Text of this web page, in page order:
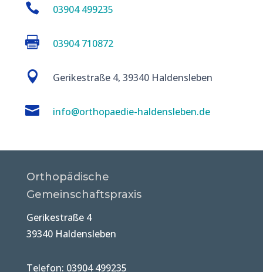
 03904 499235
 03904 710872
 Gerikestraße 4, 39340 Haldensleben
 info@orthopaedie-haldensleben.de
Orthopädische
Gemeinschaftspraxis
Gerikestraße 4
39340 Haldensleben
Telefon: 03904 499235